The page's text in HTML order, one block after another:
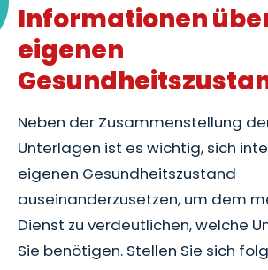
Informationen
eigenen
Neben der Zusammenstellung
Unterlagen ist es wichtig, sich
eigenen Gesundheitszustand
auseinanderzusetzen, um dem
Dienst zu verdeutlichen, welche
Sie benötigen. Stellen Sie sich